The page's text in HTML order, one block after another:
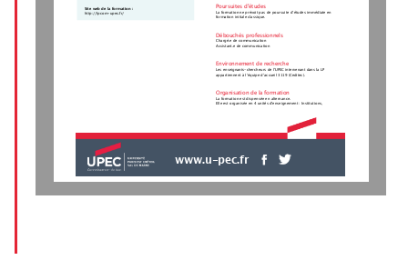
Poursuites d'études
La formation ne prévoit pas de poursuite d’études immédiate en
formation initiale classique.
Débouchés professionnels
Chargé.e de communication
Assistant.e de communication
Environnement de recherche
Les enseignants-chercheurs de l'UPEC intervenant dans la LP
appartiennent à l’équipe d’accueil 3119 (Ceditec).
Organisation de la formation
La formation est dispensée en alternance.
Elle est organisée en 4 unités d'enseignement : Institutions,
Site web de la formation :
http://lpcom-upec.fr/
www.u-pec.fr